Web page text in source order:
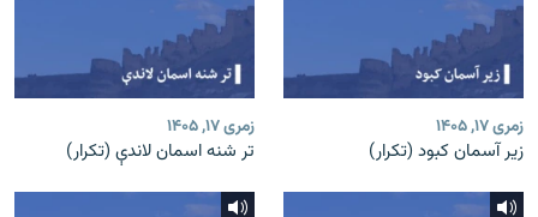
زمری ۱۷, ۱۴۰۵
زیر آسمان کبود (تکرار)
زمری ۱۷, ۱۴۰۵
تر شنه اسمان لاندې (تکرار)